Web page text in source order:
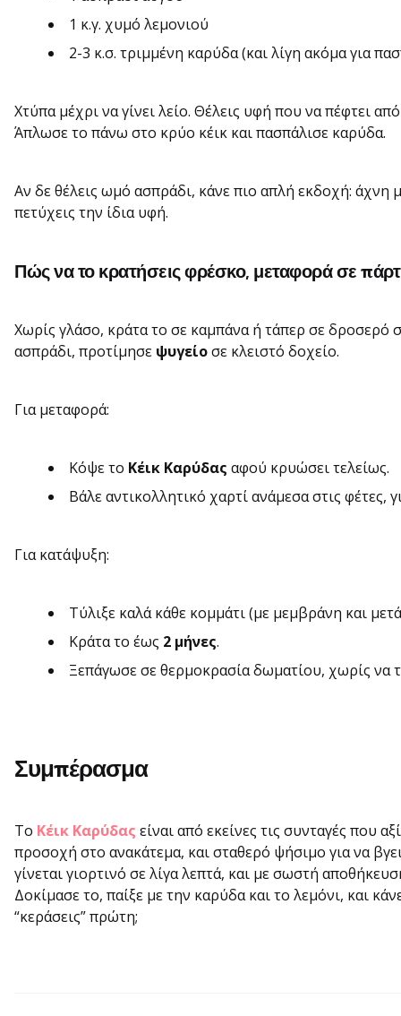
1 κ.γ. χυμό λεμονιού
2-3 κ.σ. τριμμένη καρύδα (και λίγη ακόμα για
Χτύπα μέχρι να γίνει λείο. Θέλεις υφή που να πέφτει
Άπλωσε το πάνω στο κρύο κέικ και πασπάλισε καρύδα.
Αν δε θέλεις ωμό ασπράδι, κάνε πιο απλή εκδοχή: άχνη
πετύχεις την ίδια υφή.
Πώς να το κρατήσεις φρέσκο, μεταφορά σε
Χωρίς γλάσο, κράτα το σε καμπάνα ή τάπερ σε δροσερό
ασπράδι, προτίμησε ψυγείοσε κλειστό δοχείο.
Για μεταφορά:
Κόψε το Κέικ Καρύδας αφού κρυώσει τελείως.
Βάλε αντικολλητικό χαρτί ανάμεσα στις φέτες,
Για κατάψυξη:
Τύλιξε καλά κάθε κομμάτι (με μεμβράνη και
Κράτα το έως 2 μήνες.
Ξεπάγωσε σε θερμοκρασία δωματίου, χωρίς να
Συμπέρασμα
Το Κέικ Καρύδας είναι από εκείνες τις συνταγές που
προσοχή στο ανακάτεμα, και σταθερό ψήσιμο για να
γίνεται γιορτινό σε λίγα λεπτά, και με σωστή
Δοκίμασε το, παίξε με την καρύδα και το λεμόνι, και
“κεράσεις” πρώτη;